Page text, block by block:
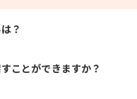
？
ことができますか？